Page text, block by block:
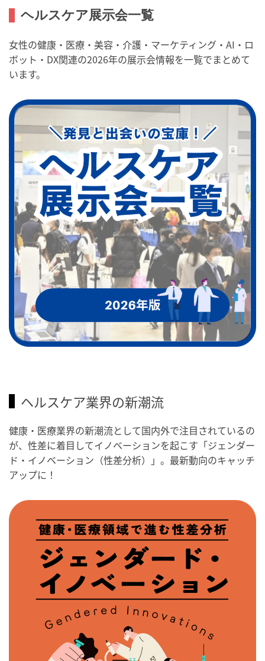
ヘルスケア展示会一覧
女性の健康・医療・美容・介護・マーケティング・AI・ロ
ボット・DX関連の2026年の展示会情報を一覧でまとめて
います。
ヘルスケア業界の新潮流
健康・医療業界の新潮流として国内外で注目されているの
が、性差に着目してイノベーションを起こす「ジェンダー
ド・イノベーション（性差分析）」。最新動向のキャッチ
アップに！